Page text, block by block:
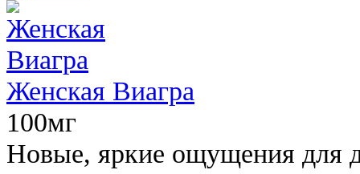
Женская Виагра
100мг
Новые, яркие ощущения для